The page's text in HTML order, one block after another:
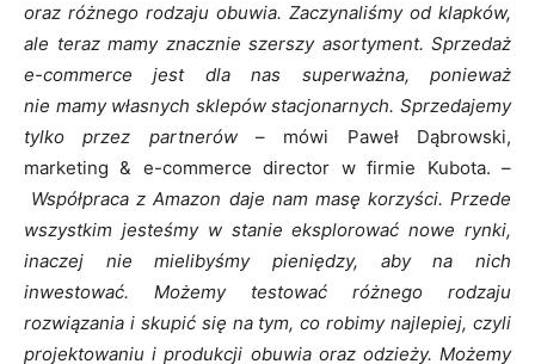
oraz różnego rodzaju obuwia. Zaczynaliśmy od klapków,
ale teraz mamy znacznie szerszy asortyment. Sprzedaż
e-commercejest dla nas superważna, ponieważ
nie mamy własnych sklepów stacjonarnych. Sprzedajemy
tylko przez partnerów– mówi Paweł Dąbrowski,
marketing & e-commerce director w firmie Kubota. –
Współpraca z Amazon daje nam masę korzyści. Przede
wszystkim jesteśmy w stanie eksplorować nowe rynki,
inaczej nie mielibyśmy pieniędzy, aby na nich
inwestować. Możemy testować różnego rodzaju
rozwiązania i skupić się na tym, co robimy najlepiej, czyli
projektowaniu i produkcji obuwia oraz odzieży. Możemy